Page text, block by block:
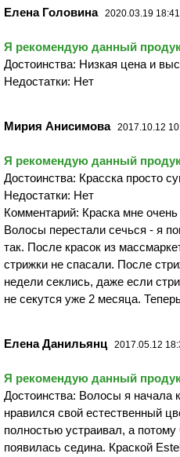
Елена Головина 2020.03.19 18:41
Я рекомендую данный
Достоинства: Низкая цена и
Недостатки: Нет
Мирия Анисимова 2017.10.12
Я рекомендую данный
Достоинства: Красска просто
Недостатки: Нет
Комментарий: Краска мне
Волосы перестали сечься - я
так. После красок из
стрижки не спасали. После
недели секлись, даже если
не секутся уже 2 месяца.
Елена Данильянц 2017.05.12
Я рекомендую данный
Достоинства: Волосы я начала
нравился свой естественный
полностью устраивал, а
появилась седина. Краской